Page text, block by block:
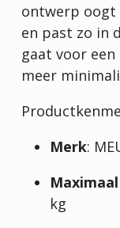
ontwerp oogt
en past zo in
gaat voor
meer
Merk:
kg